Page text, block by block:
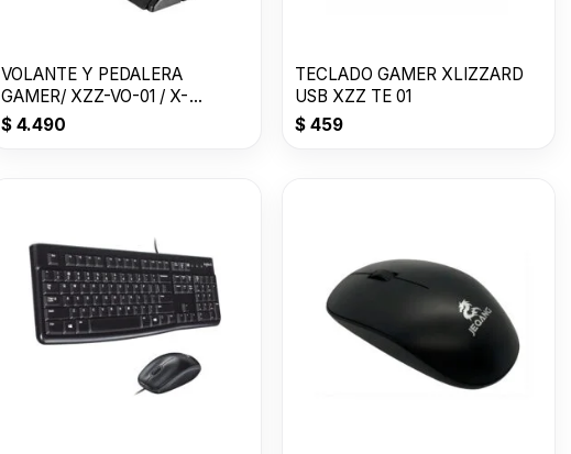
VOLANTE Y PEDALERA
GAMER/ XZZ-VO-01 / X-
LIZZARD
$ 4.490
TECLADO GAMER XLIZZARD
USB XZZ TE 01
$ 459